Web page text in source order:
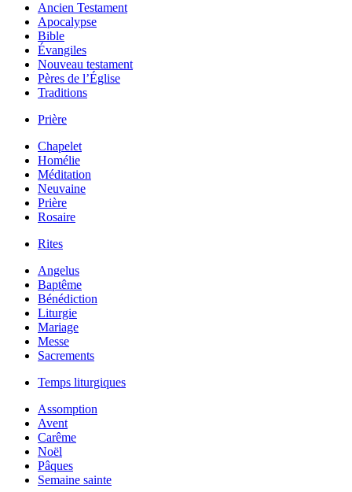
Ancien Testament
Apocalypse
Bible
Évangiles
Nouveau testament
Pères de l’Église
Traditions
Prière
Chapelet
Homélie
Méditation
Neuvaine
Prière
Rosaire
Rites
Angelus
Baptême
Bénédiction
Liturgie
Mariage
Messe
Sacrements
Temps liturgiques
Assomption
Avent
Carême
Noël
Pâques
Semaine sainte